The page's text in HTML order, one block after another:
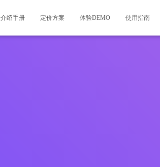
介绍手册 定价方案 体验DEMO 使用指南